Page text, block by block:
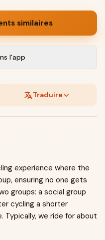
similaires
l'app
Traduire
experience where the
ensuring no one gets
groups: a social group
cycling a shorter
Typically, we ride for about